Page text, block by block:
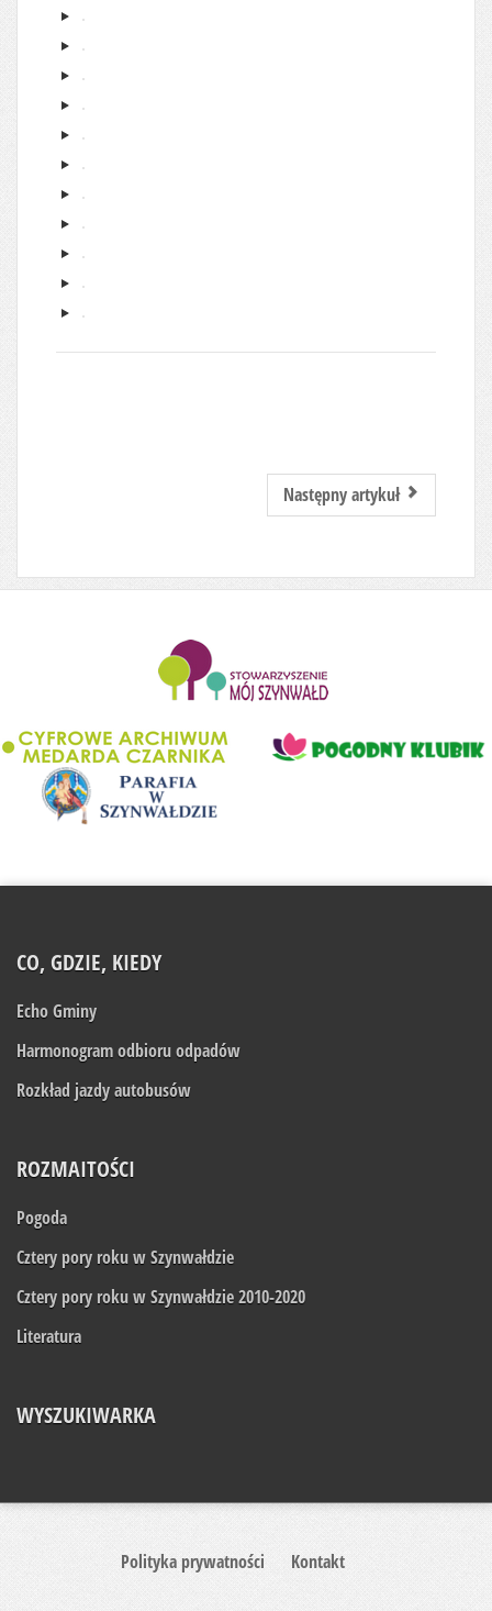
Następny artykuł
CO, GDZIE, KIEDY
Echo Gminy
Harmonogram odbioru odpadów
Rozkład jazdy autobusów
ROZMAITOŚCI
Pogoda
Cztery pory roku w Szynwałdzie
Cztery pory roku w Szynwałdzie 2010-2020
Literatura
WYSZUKIWARKA
Polityka prywatności Kontakt